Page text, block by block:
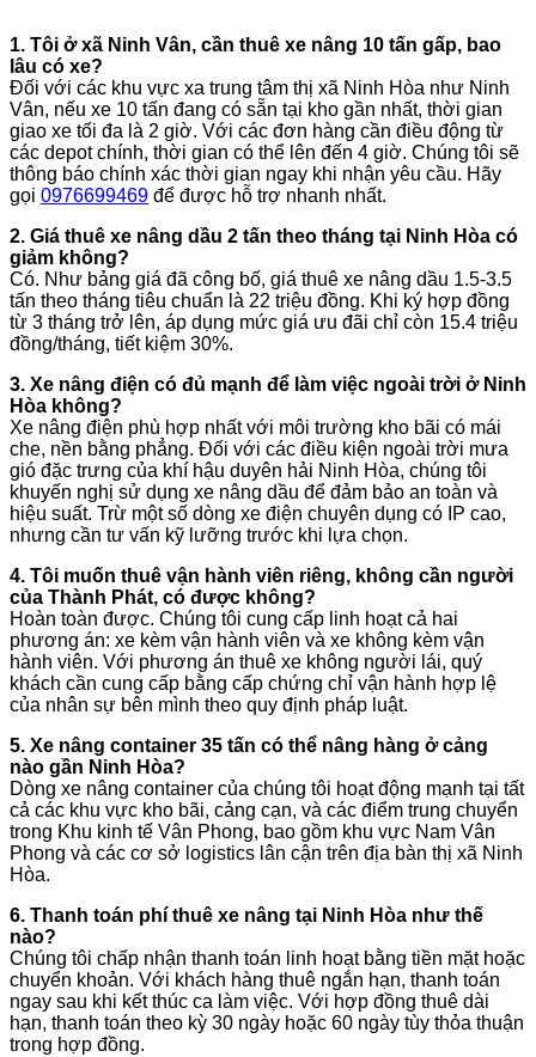
1. Tôi ở xã Ninh Vân, cần thuê xe nâng 10 tấn gấp, bao
lâu có xe?
Đối với các khu vực xa trung tâm thị xã Ninh Hòa như Ninh
Vân, nếu xe 10 tấn đang có sẵn tại kho gần nhất, thời gian
giao xe tối đa là 2 giờ. Với các đơn hàng cần điều động từ
các depot chính, thời gian có thể lên đến 4 giờ. Chúng tôi sẽ
thông báo chính xác thời gian ngay khi nhận yêu cầu. Hãy
gọi 0976699469 để được hỗ trợ nhanh nhất.
2. Giá thuê xe nâng dầu 2 tấn theo tháng tại Ninh Hòa có
giảm không?
Có. Như bảng giá đã công bố, giá thuê xe nâng dầu 1.5-3.5
tấn theo tháng tiêu chuẩn là 22 triệu đồng. Khi ký hợp đồng
từ 3 tháng trở lên, áp dụng mức giá ưu đãi chỉ còn 15.4 triệu
đồng/tháng, tiết kiệm 30%.
3. Xe nâng điện có đủ mạnh để làm việc ngoài trời ở Ninh
Hòa không?
Xe nâng điện phù hợp nhất với môi trường kho bãi có mái
che, nền bằng phẳng. Đối với các điều kiện ngoài trời mưa
gió đặc trưng của khí hậu duyên hải Ninh Hòa, chúng tôi
khuyến nghị sử dụng xe nâng dầu để đảm bảo an toàn và
hiệu suất. Trừ một số dòng xe điện chuyên dụng có IP cao,
nhưng cần tư vấn kỹ lưỡng trước khi lựa chọn.
4. Tôi muốn thuê vận hành viên riêng, không cần người
của Thành Phát, có được không?
Hoàn toàn được. Chúng tôi cung cấp linh hoạt cả hai
phương án: xe kèm vận hành viên và xe không kèm vận
hành viên. Với phương án thuê xe không người lái, quý
khách cần cung cấp bằng cấp chứng chỉ vận hành hợp lệ
của nhân sự bên mình theo quy định pháp luật.
5. Xe nâng container 35 tấn có thể nâng hàng ở cảng
nào gần Ninh Hòa?
Dòng xe nâng container của chúng tôi hoạt động mạnh tại tất
cả các khu vực kho bãi, cảng cạn, và các điểm trung chuyển
trong Khu kinh tế Vân Phong, bao gồm khu vực Nam Vân
Phong và các cơ sở logistics lân cận trên địa bàn thị xã Ninh
Hòa.
6. Thanh toán phí thuê xe nâng tại Ninh Hòa như thế
nào?
Chúng tôi chấp nhận thanh toán linh hoạt bằng tiền mặt hoặc
chuyển khoản. Với khách hàng thuê ngắn hạn, thanh toán
ngay sau khi kết thúc ca làm việc. Với hợp đồng thuê dài
hạn, thanh toán theo kỳ 30 ngày hoặc 60 ngày tùy thỏa thuận
trong hợp đồng.